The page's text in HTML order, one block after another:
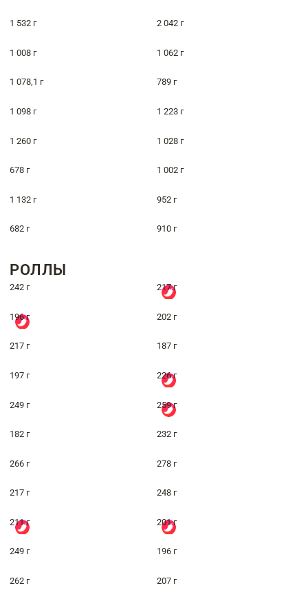
1 532 г 2 042 г
1 008 г 1 062 г
1 078,1 г 789 г
1 098 г 1 223 г
1 260 г 1 028 г
678 г 1 002 г
1 132 г 952 г
682 г 910 г
РОЛЛЫ
242 г 217 г
196 г 202 г
217 г 187 г
197 г 226 г
249 г 259 г
182 г 232 г
266 г 278 г
217 г 248 г
211 г 201 г
249 г 196 г
262 г 207 г